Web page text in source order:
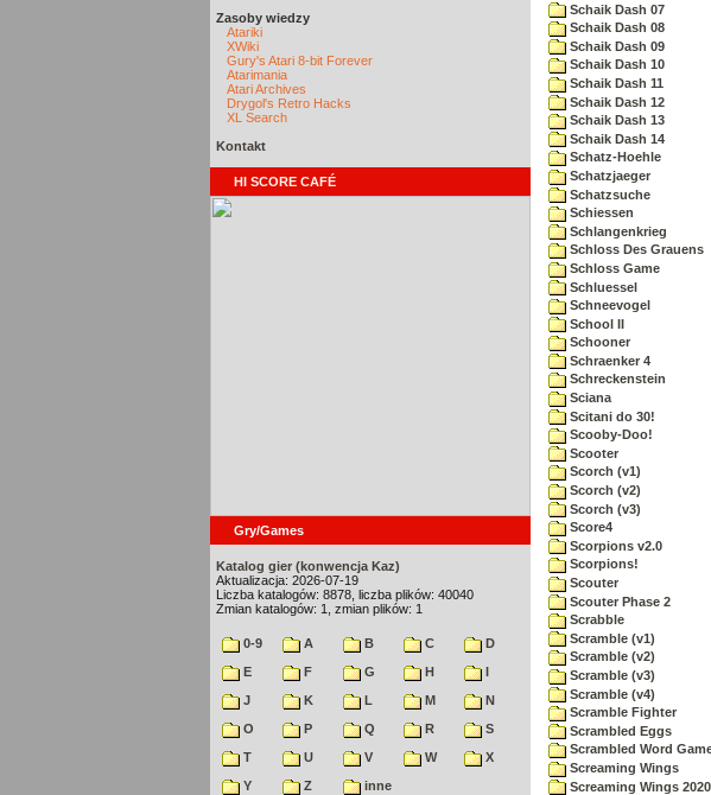
Zasoby wiedzy
Atariki
XWiki
Gury's Atari 8-bit Forever
Atarimania
Atari Archives
Drygol's Retro Hacks
XL Search
Kontakt
HI SCORE CAFÉ
Gry/Games
Katalog gier (konwencja Kaz)
Aktualizacja: 2026-07-19
Liczba katalogów: 8878, liczba plików: 40040
Zmian katalogów: 1, zmian plików: 1
0-9 A B C
D
E
F G H
I
J
K L M
N
O
P Q R
S
T
U V W
X
Y
Z
inne
Schaik Dash 07
Schaik Dash 08
Schaik Dash 09
Schaik Dash 10
Schaik Dash 11
Schaik Dash 12
Schaik Dash 13
Schaik Dash 14
Schatz-Hoehle
Schatzjaeger
Schatzsuche
Schiessen
Schlangenkrieg
Schloss Des Grauens
Schloss Game
Schluessel
Schneevogel
School II
Schooner
Schraenker 4
Schreckenstein
Sciana
Scitani do 30!
Scooby-Doo!
Scooter
Scorch (v1)
Scorch (v2)
Scorch (v3)
Score4
Scorpions v2.0
Scorpions!
Scouter
Scouter Phase 2
Scrabble
Scramble (v1)
Scramble (v2)
Scramble (v3)
Scramble (v4)
Scramble Fighter
Scrambled Eggs
Scrambled Word
Screaming Wings
Screaming Wings 2020